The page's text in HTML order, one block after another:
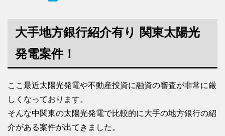
大手地方銀行紹介有り 関東太陽光
発電案件！
ここ最近太陽光発電や不動産投資に融資の審査が非常に厳
しくなっております。
そんな中関東の太陽光発電で比較的に大手の地方銀行の紹
介がある案件が出てきました。